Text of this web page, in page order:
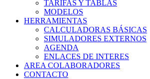
TARIFAS Y TABLAS
MODELOS
HERRAMIENTAS
CALCULADORAS BÁSICAS
SIMULADORES EXTERNOS
AGENDA
ENLACES DE INTERES
AREA COLABORADORES
CONTACTO